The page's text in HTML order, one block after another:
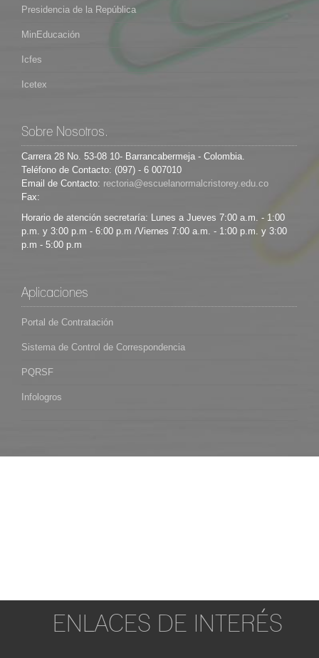
Presidencia de la República
MinEducación
Icfes
Icetex
Sobre Nosotros.
Carrera 28 No. 53-08 10- Barrancabermeja - Colombia.
Teléfono de Contacto: (097) - 6 007010
Email de Contacto:
Fax:
Horario de atención secretaría: Lunes a Jueves 7:00 a.m. - 1:00
p.m. y 3:00 p.m - 6:00 p.m /Viernes 7:00 a.m. - 1:00 p.m. y 3:00
p.m - 5:00 p.m
Aplicaciones
Portal de Contratación
Sistema de Control de Correspondencia
PQRSF
Infologros
ENLACES DE INTERÉS